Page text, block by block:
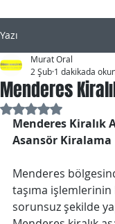
Yazı
Menderes
Murat Oral
2 Şub 1 dakikada
5 üzerinden NaN
Menderes Kiralık
Asansör Kiralama
Menderes
taşıma işlemlerinin
sorunsuz şekilde